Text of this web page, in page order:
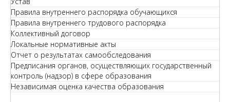
Правила внутреннего распорядка обучающихся
Правила внутреннего трудового распорядка
Коллективный договор
Локальные нормативные акты
Отчет о результатах самообследования
Предписания органов, осуществляющих государственный
контроль (надзор) в сфере образования
Независимая оценка качества образования